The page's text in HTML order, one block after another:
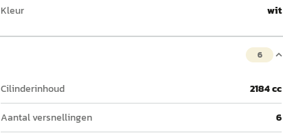
Kleur wit
6
Cilinderinhoud
2184 cc
Aantal versnellingen
6